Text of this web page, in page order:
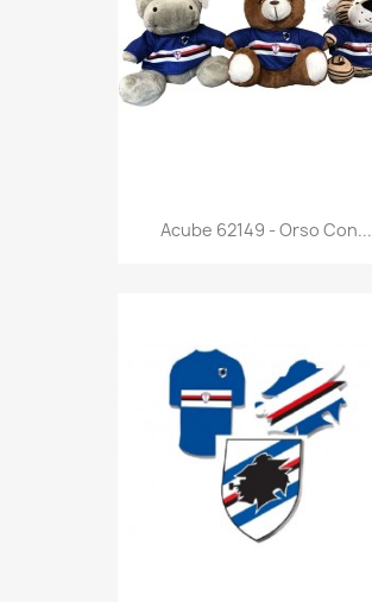
Anteprima
Acube 62149 - Orso Con...